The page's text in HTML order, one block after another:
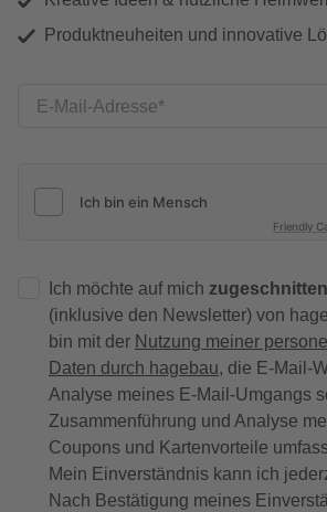
Produktneuheiten und innovative
E-Mail-Adresse
Friendly
Ich möchte auf mich
(inklusive den Newsletter) von
bin mit der Nutzung meiner
Daten durch hagebau, die E-Mail-
Analyse meines E-Mail-Umgangs
Zusammenführung und Analyse
Coupons und Kartenvorteile
Mein Einverständnis kann ich
Nach Bestätigung meines